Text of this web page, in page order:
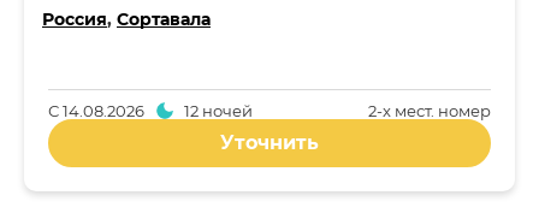
Россия, Сортавала
2-x мест. номер
С14.08.2026 12 ночей
Уточнить